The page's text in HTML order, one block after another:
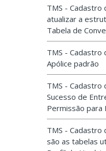
TMS - Cadastro
atualizar a
Tabela de
TMS - Cadastro
Apólice padrão
TMS - Cadastro
Sucesso de
Permissão para
TMS - Cadastro
são as tabelas